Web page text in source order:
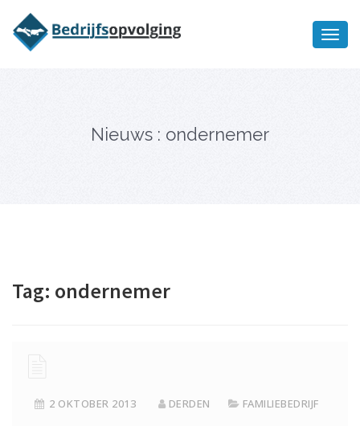
Nieuws : ondernemer
Tag: ondernemer
2 OKTOBER 2013 DERDEN FAMILIEBEDRIJF
bedrijfsopvolging voor fiscaal
juridisch advies
Ik wil meer informatie